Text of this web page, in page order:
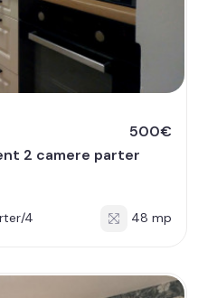
500€
2 camere parter
4 48 mp